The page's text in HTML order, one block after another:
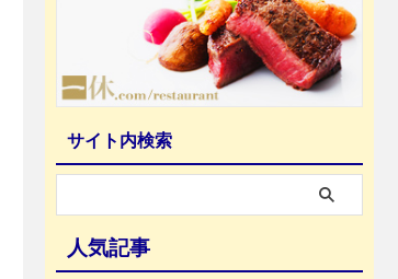
サイト内検索
人気記事